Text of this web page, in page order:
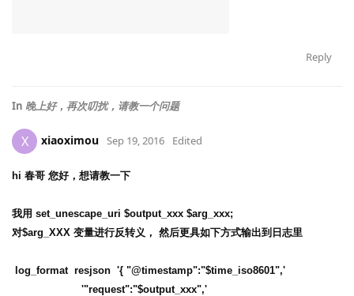
Reply
In 晚上好，再次叨扰，请教一个问题
X xiaoximou Sep 19, 2016 Edited
hi 春哥 您好，想请教一下
我用 set_unescape_uri $output_xxx $arg_xxx;
对$arg_XXX 变量进行反转义， 然后更具如下方式输出到日志里
log_format resjson '{ "@timestamp":"$time_iso8601",'
'"request":"$output_xxx",'